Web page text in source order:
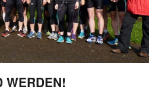
WERDEN!